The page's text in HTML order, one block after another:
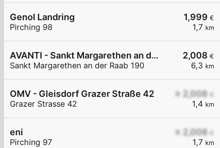
1,999 €
1,7 km
Genol Landring
Pirching 98
2,008 €
6,3 km
AVANTI - Sankt Margarethen an der Raab 190
Sankt Margarethen an der Raab 190
≥ 2,008 €
1,4 km
OMV - Gleisdorf Grazer Straße 42
Grazer Strasse 42
≥ 2,008 €
1,7 km
eni
Pirching 97